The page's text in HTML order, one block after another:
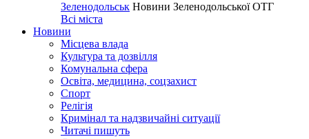
Зеленодольськ Новини Зеленодольської ОТГ
Всі міста
Новини
Місцева влада
Культура та дозвілля
Комунальна сфера
Освіта, медицина, соцзахист
Спорт
Релігія
Кримінал та надзвичайні ситуації
Читачі пишуть